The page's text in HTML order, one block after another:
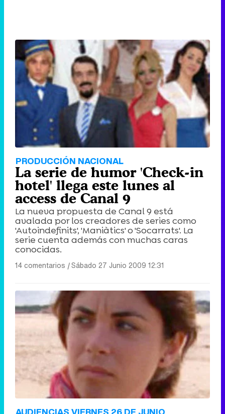
PRODUCCIÓN NACIONAL
La serie de humor 'Check-in
hotel' llega este lunes al
access de Canal 9
La nueva propuesta de Canal 9 está
avalada por los creadores de series como
'Autoindefinits', 'Maniàtics' o 'Socarrats'. La
serie cuenta además con muchas caras
conocidas.
14 comentarios |Sábado 27 Junio 2009 12:31